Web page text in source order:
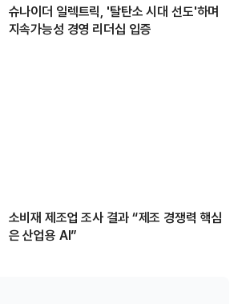
슈나이더 일렉트릭, '탈탄소 시대 선도'하며
지속가능성 경영 리더십 입증
소비재 제조업 조사 결과 “제조 경쟁력 핵심
은 산업용 AI”